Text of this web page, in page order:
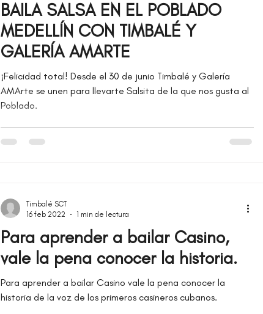
BAILA SALSA EN EL POBLADO
MEDELLÍN CON TIMBALÉ Y
GALERÍA AMARTE
¡Felicidad total! Desde el 30 de junio Timbalé y Galería
AMArte se unen para llevarte Salsita de la que nos gusta al
Poblado.
Para aprender a bailar Casino,
vale la pena conocer la historia.
Para aprender a bailar Casino vale la pena conocer la
historia de la voz de los primeros casineros cubanos.
Timbalé SCT
16 feb 2022
1 min de lectura